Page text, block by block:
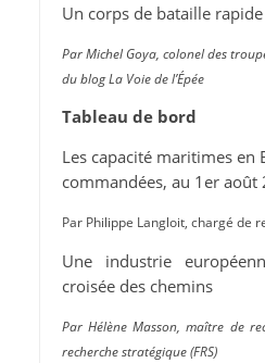
Un corps de bataille
Par Michel Goya, colonel des
du blog La Voie de l’Épée
Tableau de bord
Les capacité maritimes en
commandées, au 1er août
Par Philippe Langloit, chargé de
Une industrie
croisée des chemins
Par Hélène Masson, maître de
recherche stratégique (FRS)